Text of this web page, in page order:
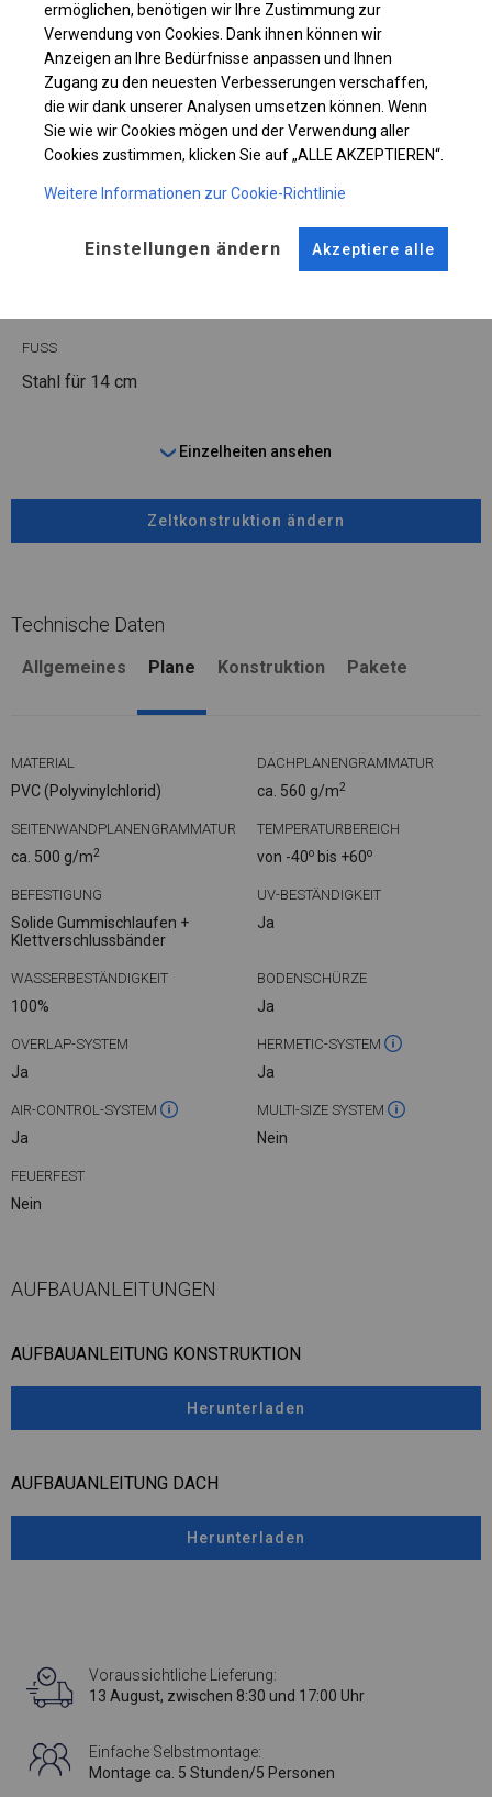
Plane ändern
KONSTRUKTION
WINTER
ANSCHLÜSSE
FUSS
Stahl für 14 cm
Einzelheiten ansehen
Zeltkonstruktion ändern
Technische Daten
Allgemeines Plane Konstruktion Pakete
MATERIAL
PVC (Polyvinylchlorid)
DACHPLANENGRAMMATUR
ca. 560 g/m2
SEITENWANDPLANENGRAMMATUR
ca. 500 g/m2
TEMPERATURBEREICH
von -40o bis +60o
BEFESTIGUNG
Solide Gummischlaufen +
Klettverschlussbänder
UV-BESTÄNDIGKEIT
Ja
WASSERBESTÄNDIGKEIT
100%
BODENSCHÜRZE
Ja
OVERLAP-SYSTEM
Ja
HERMETIC-SYSTEM
Ja
AIR-CONTROL-SYSTEM
Ja
MULTI-SIZE SYSTEM
Nein
FEUERFEST
Nein
AUFBAUANLEITUNGEN
AUFBAUANLEITUNG KONSTRUKTION
Herunterladen
AUFBAUANLEITUNG DACH
Herunterladen
Voraussichtliche Lieferung:
13 August, zwischen 8:30 und 17:00 Uhr
Einfache Selbstmontage:
Montage ca. 5 Stunden/5 Personen
ermöglichen, benötigen wir Ihre Zustimmung zur
Verwendung von Cookies. Dank ihnen können wir
Anzeigen an Ihre Bedürfnisse anpassen und Ihnen
Zugang zu den neuesten Verbesserungen verschaffen,
die wir dank unserer Analysen umsetzen können. Wenn
Sie wie wir Cookies mögen und der Verwendung aller
Cookies zustimmen, klicken Sie auf „ALLE AKZEPTIEREN“.
Weitere Informationen zur Cookie-Richtlinie
Einstellungen ändern Akzeptiere alle